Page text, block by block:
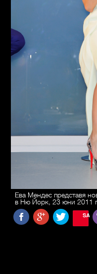
Eва Мендес представя
в Ню Йорк, 23 юни 2011
SAVE